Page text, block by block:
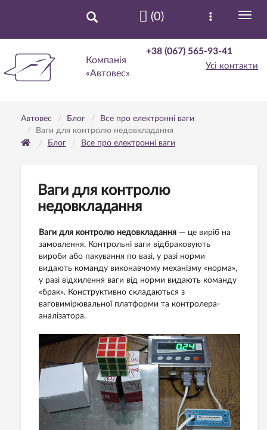
Компанія
«Автовес»
+38 (067) 565-93-41
Усі контакти
(0)
Автовес Блог
Все про електронні ваги
Ваги для контролю недовкладання
Блог
Все про електронні ваги
Ваги для контролю
недовкладання
Ваги для контролю недовкладання — це виріб на
замовлення. Контрольні ваги відбраковують
вироби або пакування по вазі, у разі норми
видають команду виконавчому механізму «норма»,
у разі відхилення ваги від норми видають команду
«брак». Конструктивно складаються з
ваговимірювальної платформи та контролера-
аналізатора.